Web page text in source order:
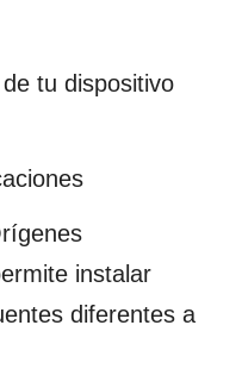
tu dispositivo
instalar
diferentes a